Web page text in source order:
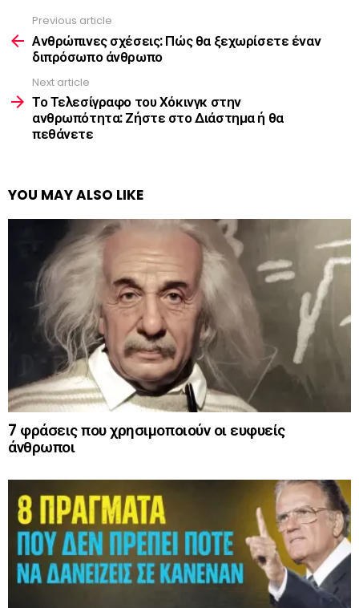
more
Previous article
Ανθρώπινες σχέσεις: Πώς θα ξεχωρίσετε έναν
διπρόσωπο άνθρωπο
Next article
Το Τελεσίγραφο του Χόκινγκ στην
ανθρωπότητα: Ζήστε στο Διάστημα ή θα
πεθάνετε
YOU MAY ALSO LIKE
7 φράσεις που χρησιμοποιούν οι ευφυείς
άνθρωποι